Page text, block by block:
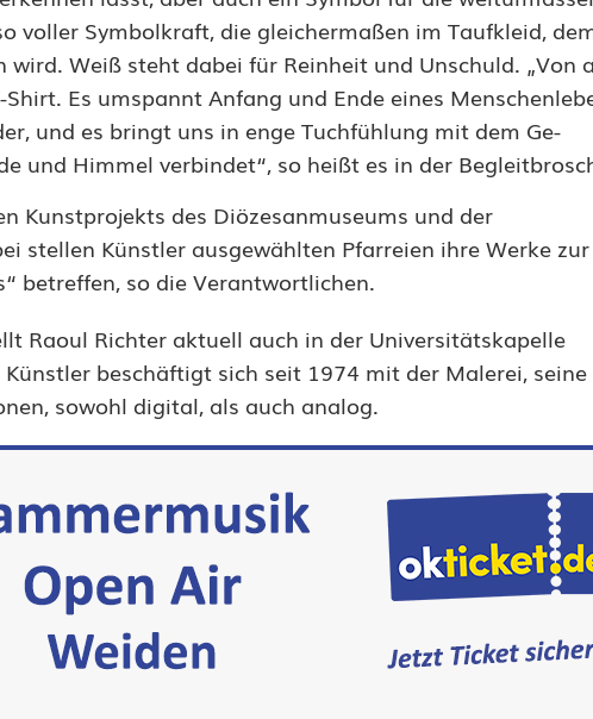
voller Symbolkraft, die gleichermaßen im Taufkleid,
Weiß steht dabei für Reinheit und Unschuld. „Von
Es umspannt Anfang und Ende eines
und es bringt uns in enge Tuchfühlung mit dem Ge­
und Himmel verbindet“, so heißt es in der
Kunstprojekts des Diözesanmuseums und der
stellen Künstler ausgewählten Pfarreien ihre Werke zur
betreffen, so die Verantwortlichen.
Raoul Richter aktuell auch in der Universitätskapelle
beschäftigt sich seit 1974 mit der Malerei, seine
sowohl digital, als auch analog.